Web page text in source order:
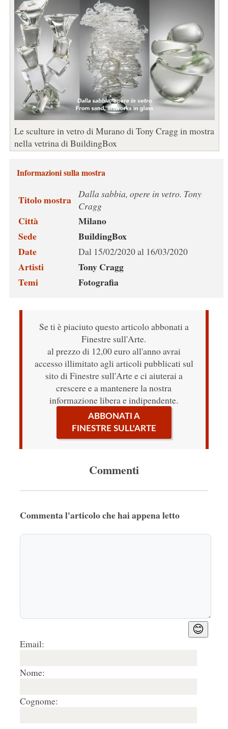
Le sculture in vetro di Murano di Tony Cragg in mostra
nella vetrina di BuildingBox
Informazioni sulla mostra
Titolo mostra Dalla sabbia, opere in vetro. Tony
Cragg
Città
Milano
Sede
BuildingBox
Date
Dal 15/02/2020 al 16/03/2020
Artisti
Tony Cragg
Temi
Fotografia
Se ti è piaciuto questo articolo abbonati a
Finestre sull'Arte.
al prezzo di 12,00 euro all'anno avrai
accesso illimitato agli articoli pubblicati sul
sito di Finestre sull'Arte e ci aiuterai a
crescere e a mantenere la nostra
informazione libera e indipendente.
ABBONATI A
FINESTRE SULL'ARTE
Commenti
Commenta l'articolo che hai appena letto
😊
Email:
Nome:
Cognome: